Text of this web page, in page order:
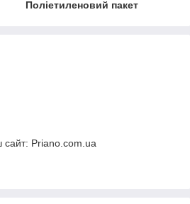
Поліетиленовий пакет
Priano.com.ua